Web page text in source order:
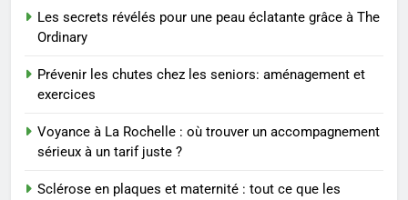
ENTREPRISE
conseils pratiques
BIEN ÊTRE
3
Les secrets révélés pour une peau éclatante grâce à The
Ordinary
Prévenir les chutes chez les seniors: aménagement et
exercices
Voyance à La Rochelle : où trouver un accompagnement
sérieux à un tarif juste ?
Sclérose en plaques et maternité : tout ce que les